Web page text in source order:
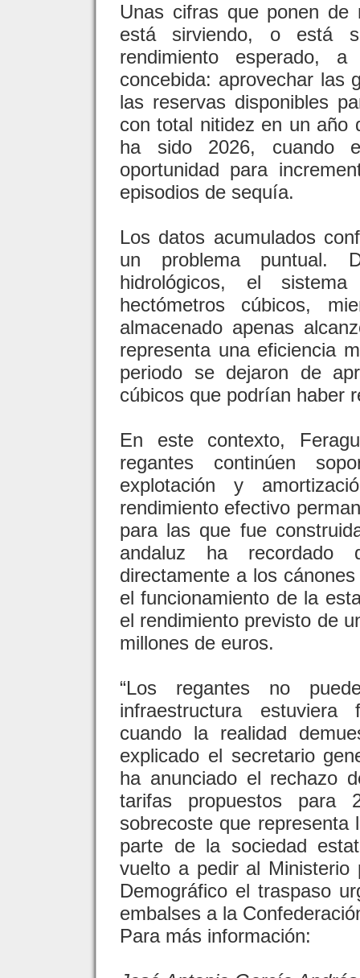
Unas cifras que ponen de
está sirviendo, o está
rendimiento esperado,
concebida: aprovechar las
las reservas disponibles
con total nitidez en un año
ha sido 2026, cuando
oportunidad para
episodios de sequía.
Los datos acumulados
un problema puntual.
hidrológicos, el
hectómetros cúbicos,
almacenado apenas
representa una eficiencia
periodo se dejaron de
cúbicos que podrían haber
En este contexto,
regantes continúen
explotación y
rendimiento efectivo
para las que fue
andaluz ha recordado
directamente a los
el funcionamiento de la
el rendimiento previsto de
millones de euros.
“Los regantes no
infraestructura estuviera
cuando la realidad
explicado el secretario
ha anunciado el rechazo
tarifas propuestos
sobrecoste que
parte de la sociedad
vuelto a pedir al Ministerio
Demográfico el traspaso
embalses a la
Para más información: